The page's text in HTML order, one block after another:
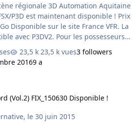
régionale 3D Automation Aquitaine
P3D est maintenant disponible ! Prix
La
Pour les possesseurs
PHOTO équivalent, la tarification
-> Aquitaine VFR : 22,90 Euros -
PHOTO acheté
-> Aquitaine VFR : 28,90 Euros sur
justificatif. Merci Voici la
:
23,5 k vues3 followers
20169 a
(Vol.2) FIX_150630 Disponible !
, le 30 juin 2015